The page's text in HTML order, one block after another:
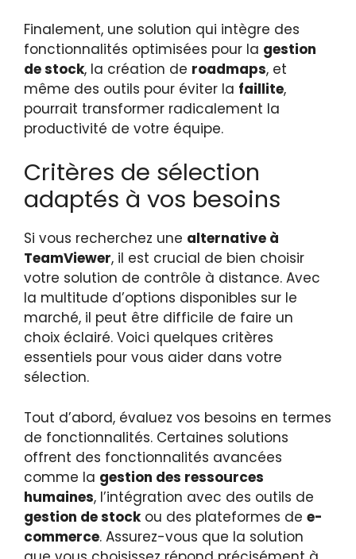
Finalement, une solution qui intègre des
fonctionnalités optimisées pour la gestion
de stock, la création de roadmaps, et
même des outils pour éviter la faillite,
pourrait transformer radicalement la
productivité de votre équipe.
Critères de sélection
adaptés à vos besoins
Si vous recherchez une alternative à
TeamViewer, il est crucial de bien choisir
votre solution de contrôle à distance. Avec
la multitude d’options disponibles sur le
marché, il peut être difficile de faire un
choix éclairé. Voici quelques critères
essentiels pour vous aider dans votre
sélection.
Tout d’abord, évaluez vos besoins en termes
de fonctionnalités. Certaines solutions
offrent des fonctionnalités avancées
comme la gestion des ressources
humaines, l’intégration avec des outils de
gestion de stockou des plateformes de e-
commerce. Assurez-vous que la solution